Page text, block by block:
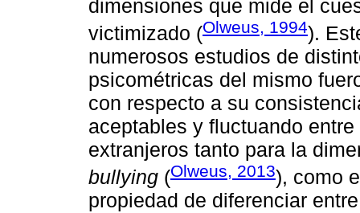
dimensiones que mide el
victimizado (Olweus, 1994).
numerosos estudios de
psicométricas del mismo
con respecto a su
aceptables y fluctuando
extranjeros tanto para la
bullying (Olweus, 2013), como
propiedad de diferenciar